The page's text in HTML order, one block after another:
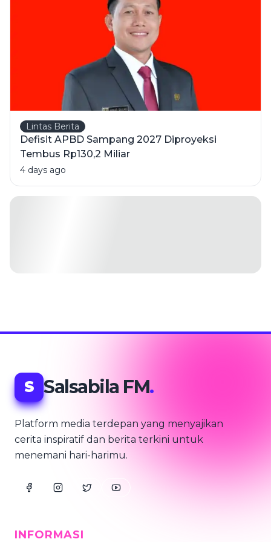
Lintas Berita
Defisit APBD Sampang 2027 Diproyeksi
Tembus Rp130,2 Miliar
4 days ago
S Salsabila FM.
Platform media terdepan yang menyajikan
cerita inspiratif dan berita terkini untuk
menemani hari-harimu.
INFORMASI